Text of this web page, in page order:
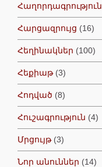
Հաղորդագրություն
Հարցազրույց (16)
Հեղինակներ (100)
Հեքիաթ(3)
Հոդված (8)
Հուշագրություն (4)
Մրցույթ(3)
Նոր անուններ (14)